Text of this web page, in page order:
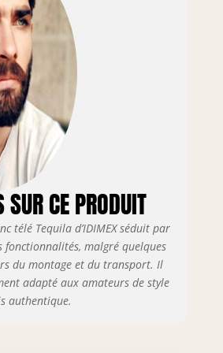
reste de votre mobilier
pour aménager
ou votre séjour Ce
de rangement en bois
fait partie de notre
TEQUILA, composé de
de style mexicain
au charme authentique
CE PRODUIT
télé Tequila d’IDIMEX séduit par
fonctionnalités, malgré quelques
du montage et du transport. Il
adapté aux amateurs de style
authentique.